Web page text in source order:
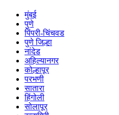
मुंबई
पुणे
पिंपरी-चिंचवड
पुणे जिल्हा
नांदेड
अहिल्यानगर
कोल्हापूर
परभणी
सातारा
हिंगोली
सोलापूर